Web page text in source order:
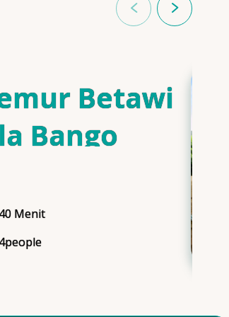
Betawi
Bango
CookingTime
40 Menit
Servings
4people